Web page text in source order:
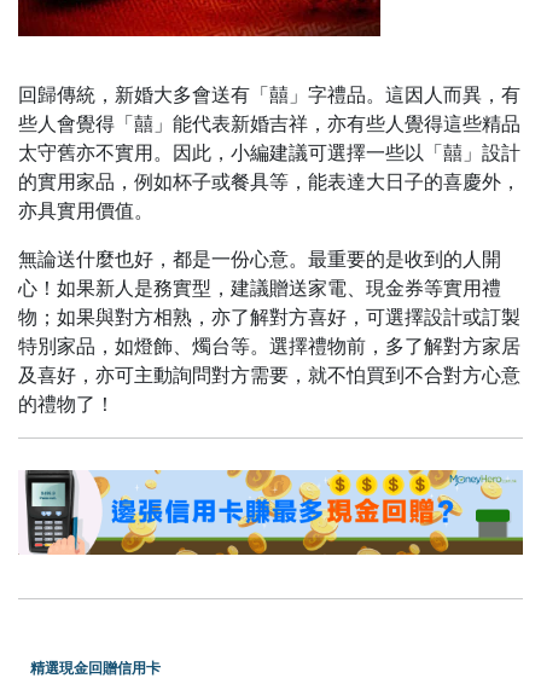
回歸傳統，新婚大多會送有「囍」字禮品。這因人而異，有
些人會覺得「囍」能代表新婚吉祥，亦有些人覺得這些精品
太守舊亦不實用。因此，小編建議可選擇一些以「囍」設計
的實用家品，例如杯子或餐具等，能表達大日子的喜慶外，
亦具實用價值。
無論送什麼也好，都是一份心意。最重要的是收到的人開
心！如果新人是務實型，建議贈送家電、現金券等實用禮
物；如果與對方相熟，亦了解對方喜好，可選擇設計或訂製
特別家品，如燈飾、燭台等。選擇禮物前，多了解對方家居
及喜好，亦可主動詢問對方需要，就不怕買到不合對方心意
的禮物了！
精選現金回贈信用卡